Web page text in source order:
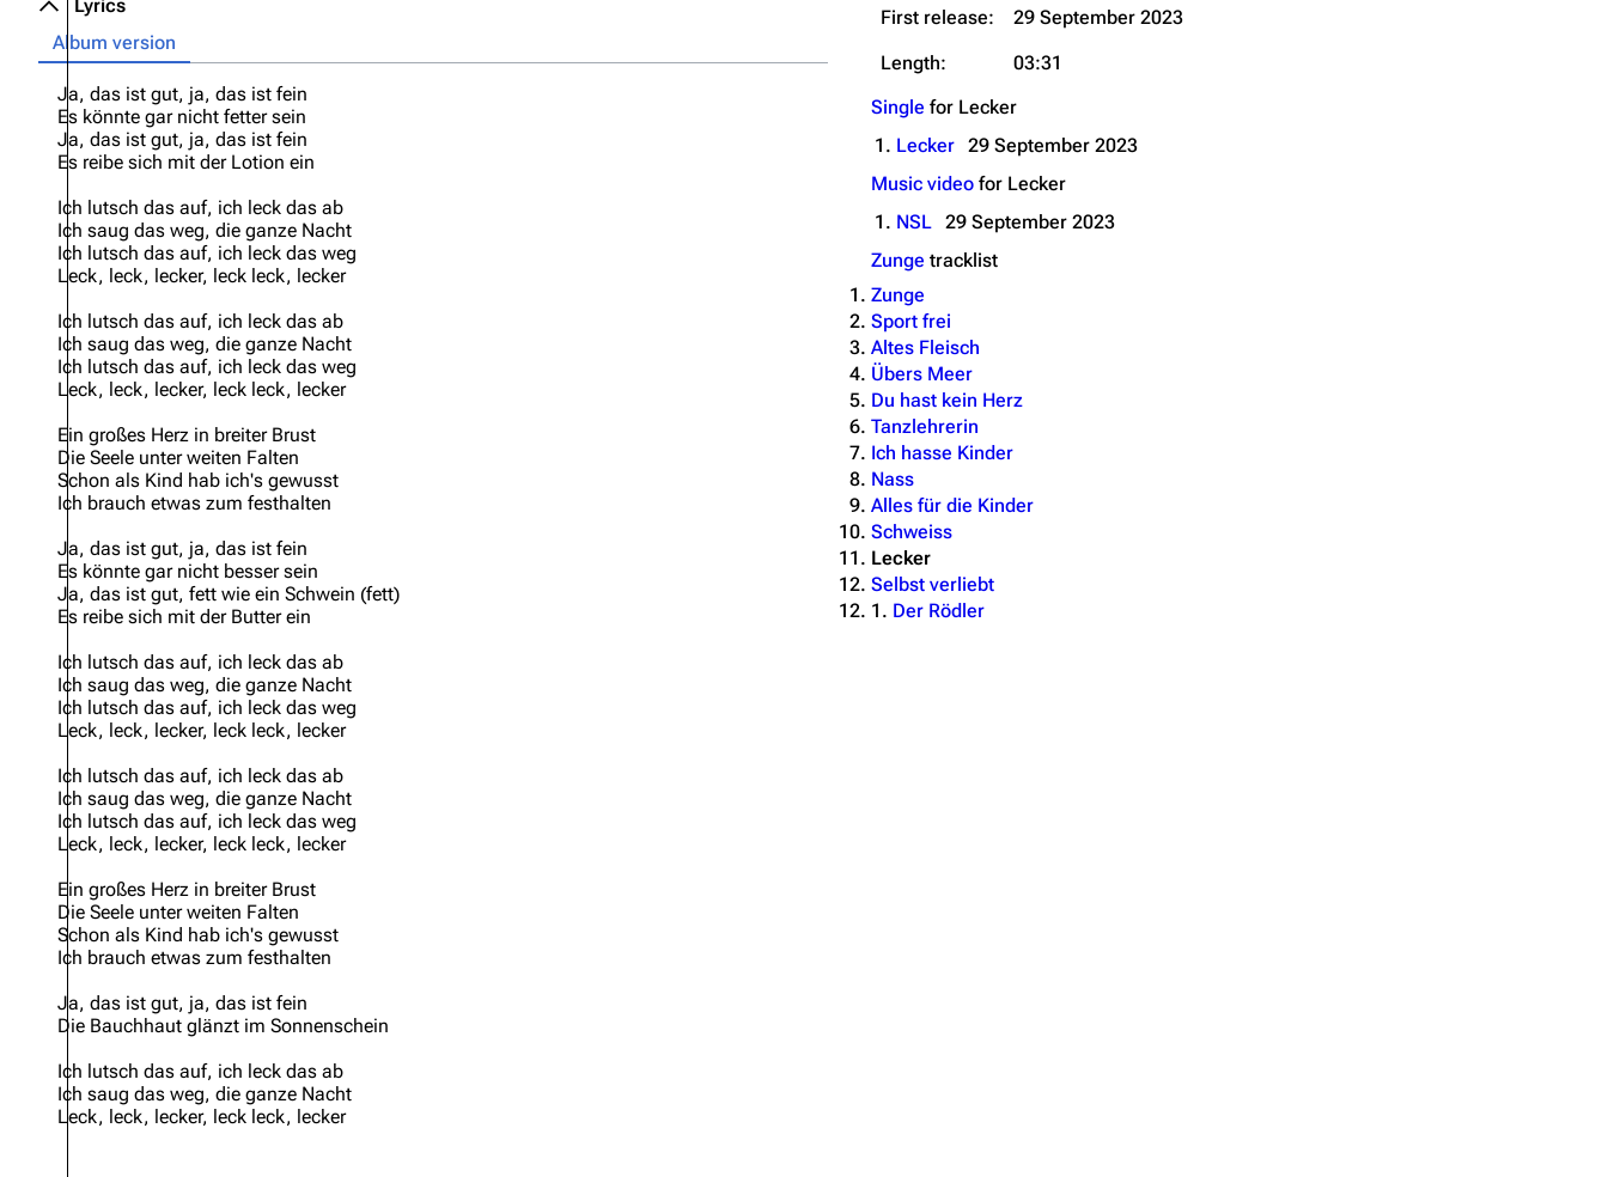
Oliver Riedel
Christoph Schneider
Till Lindemann
Paul Landers
Christian Lorenz
First release:
29 September 2023
Length:
03:31
Single for Lecker
1. Lecker 29 September 2023
Music video for Lecker
1. NSL 29 September 2023
Zunge tracklist
Zunge
Sport frei
Altes Fleisch
Übers Meer
Du hast kein Herz
Tanzlehrerin
Ich hasse Kinder
Nass
Alles für die Kinder
Schweiss
Lecker
Selbst verliebt
1. Der Rödler
Lyrics
Album version
Ja, das ist gut, ja, das ist fein
Es könnte gar nicht fetter sein
Ja, das ist gut, ja, das ist fein
Es reibe sich mit der Lotion ein
Ich lutsch das auf, ich leck das ab
Ich saug das weg, die ganze Nacht
Ich lutsch das auf, ich leck das weg
Leck, leck, lecker, leck leck, lecker
Ich lutsch das auf, ich leck das ab
Ich saug das weg, die ganze Nacht
Ich lutsch das auf, ich leck das weg
Leck, leck, lecker, leck leck, lecker
Ein großes Herz in breiter Brust
Die Seele unter weiten Falten
Schon als Kind hab ich's gewusst
Ich brauch etwas zum festhalten
Ja, das ist gut, ja, das ist fein
Es könnte gar nicht besser sein
Ja, das ist gut, fett wie ein Schwein (fett)
Es reibe sich mit der Butter ein
Ich lutsch das auf, ich leck das ab
Ich saug das weg, die ganze Nacht
Ich lutsch das auf, ich leck das weg
Leck, leck, lecker, leck leck, lecker
Ich lutsch das auf, ich leck das ab
Ich saug das weg, die ganze Nacht
Ich lutsch das auf, ich leck das weg
Leck, leck, lecker, leck leck, lecker
Ein großes Herz in breiter Brust
Die Seele unter weiten Falten
Schon als Kind hab ich's gewusst
Ich brauch etwas zum festhalten
Ja, das ist gut, ja, das ist fein
Die Bauchhaut glänzt im Sonnenschein
Ich lutsch das auf, ich leck das ab
Ich saug das weg, die ganze Nacht
Leck, leck, lecker, leck leck, lecker